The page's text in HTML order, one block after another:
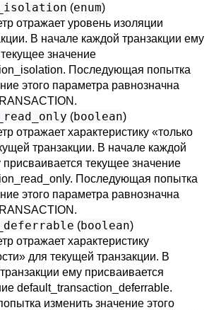
(enum)
отражает уровень изоляции
В начале каждой транзакции ему
значение
. Последующая попытка
этого параметра равнозначна
.
(boolean)
отражает характеристику «только
транзакции. В начале каждой
присваивается текущее значение
. Последующая попытка
этого параметра равнозначна
.
(boolean)
отражает характеристику
» для текущей транзакции. В
ему присваивается
default_transaction_deferrable.
изменить значение этого